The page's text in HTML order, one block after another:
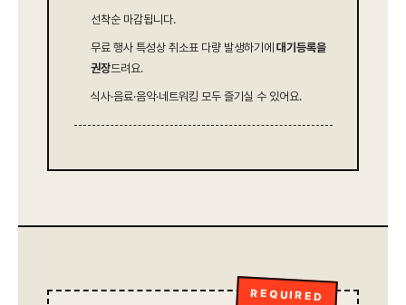
선착순 마감됩니다.
무료 행사 특성상 취소표 다량 발생하기에 대기등록을
권장드려요.
식사·음료·음악·네트워킹 모두 즐기실 수 있어요.
REQUIRED